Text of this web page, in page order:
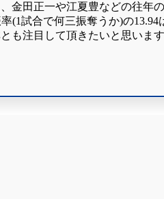
金田正一や江夏豊などの往
(1試合で何三振奪うか)の
も注目して頂きたいと思いま